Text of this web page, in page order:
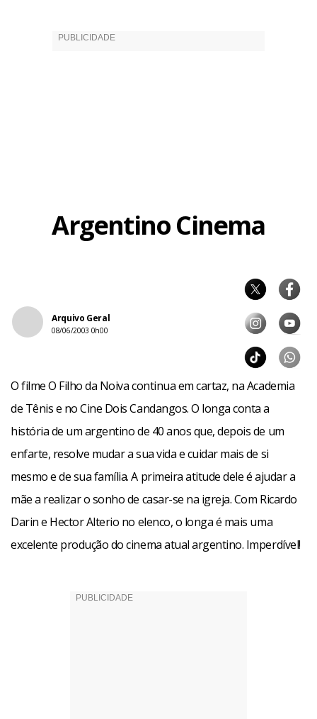
Argentino Cinema
Arquivo Geral
08/06/2003 0h00
O filme O Filho da Noiva continua em cartaz, na Academia
de Tênis e no Cine Dois Candangos. O longa conta a
história de um argentino de 40 anos que, depois de um
enfarte, resolve mudar a sua vida e cuidar mais de si
mesmo e de sua família. A primeira atitude dele é ajudar a
mãe a realizar o sonho de casar-se na igreja. Com Ricardo
Darin e Hector Alterio no elenco, o longa é mais uma
excelente produção do cinema atual argentino. Imperdível!